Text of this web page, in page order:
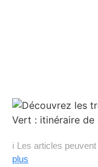
ℹ Les articles
plus